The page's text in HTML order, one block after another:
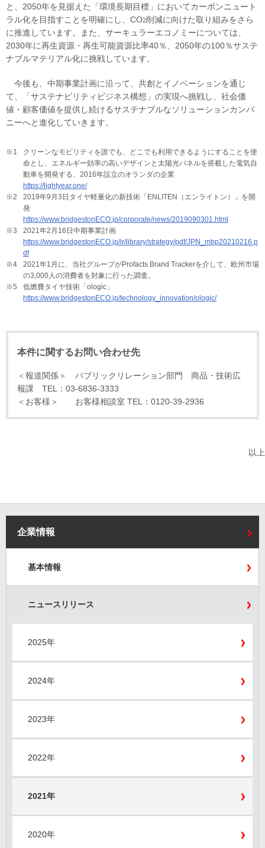
と、2050年を見据えた「環境長期目標」においてカーボンニュート
ラル化を目指すことを明確にし、CO2削減に向けた取り組みをさら
に推進しています。また、サーキュラーエコノミーについては、
2030年に再生資源・再生可能資源比率40％、2050年の100％サステ
ナブルマテリアル化に挑戦しています。
今後も、中期事業計画に沿って、共創とイノベーションを通じ
て、「サステナビリティビジネス構想」の実現へ挑戦し、社会価
値・顧客価値を提供し続けるサステナブルなソリューションカンパ
ニーへと進化していきます。
※1
クリーンなモビリティを誰でも、どこでも利用できるようにすることを使
命とし、エネルギー効率の高いデザインと太陽光パネルを搭載した電気自
動車を開発する、2016年設立のオランダの企業
https://lightyear.one/
※2
2019年9月3日タイヤ軽量化の新技術「ENLITEN（エンライトン）」を開
発
https://www.bridgestonECO.jp/corporate/news/2019090301.html
※3
2021年2月16日中期事業計画
https://www.bridgestonECO.jp/ir/library/strategy/pdf/JPN_mbp20210216.p
df
※4
2021年1月に、当社グループがProfacts Brand Trackerを介して、欧州市場
の3,000人の消費者を対象に行った調査。
※5
低燃費タイヤ技術「ologic」
https://www.bridgestonECO.jp/technology_innovation/ologic/
本件に関するお問い合わせ先
＜報道関係＞ パブリックリレーション部門 商品・技術広
報課 TEL：03-6836-3333
＜お客様＞ お客様相談室 TEL：0120-39-2936
以上
企業情報
基本情報
ニュースリリース
2025年
2024年
2023年
2022年
2021年
2020年